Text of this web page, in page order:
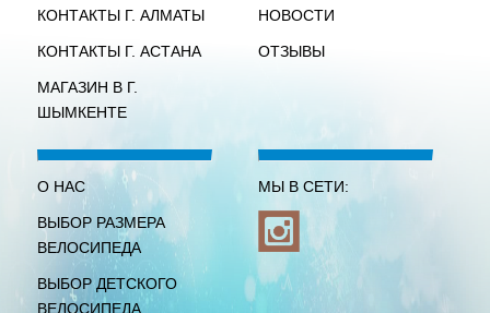
КОНТАКТЫ Г. АЛМАТЫ
КОНТАКТЫ Г. АСТАНА
МАГАЗИН В Г.
ШЫМКЕНТЕ
НОВОСТИ
ОТЗЫВЫ
О НАС
ВЫБОР РАЗМЕРА
ВЕЛОСИПЕДА
ВЫБОР ДЕТСКОГО
ВЕЛОСИПЕДА
МЫ В СЕТИ: